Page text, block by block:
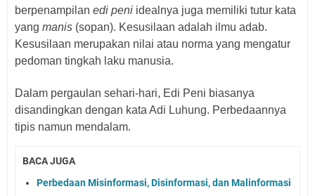
berpenampilan edi peni idealnya juga memiliki tutur kata
yang manis (sopan). Kesusilaan adalah ilmu adab.
Kesusilaan merupakan nilai atau norma yang mengatur
pedoman tingkah laku manusia.
Dalam pergaulan sehari-hari, Edi Peni biasanya
disandingkan dengan kata Adi Luhung. Perbedaannya
tipis namun mendalam.
BACA JUGA
Perbedaan Misinformasi, Disinformasi, dan Malinformasi